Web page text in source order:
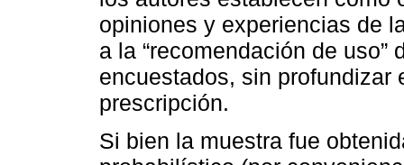
opiniones y experiencias de
a la “recomendación de
encuestados, sin profundizar
prescripción.
Si bien la muestra fue